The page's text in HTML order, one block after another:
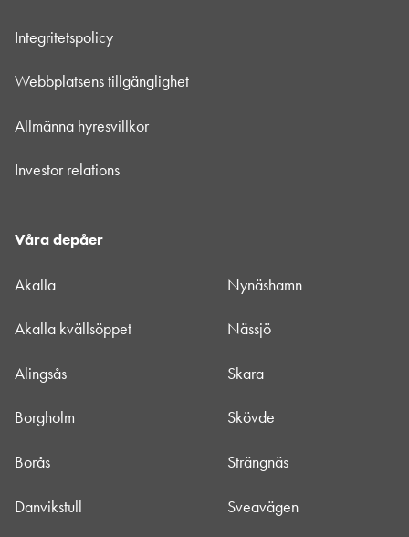
Integritetspolicy
Webbplatsens tillgänglighet
Allmänna hyresvillkor
Investor relations
Våra depåer
Akalla
Akalla kvällsöppet
Alingsås
Borgholm
Borås
Danvikstull
Nynäshamn
Nässjö
Skara
Skövde
Strängnäs
Sveavägen